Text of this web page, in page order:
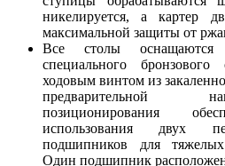
никелируется, а картер
максимальной защиты от
Все столы оснащаются
специального
ходовым винтом из
предварительной
позиционирования
использования двух
подшипников для
Один подшипник расположен